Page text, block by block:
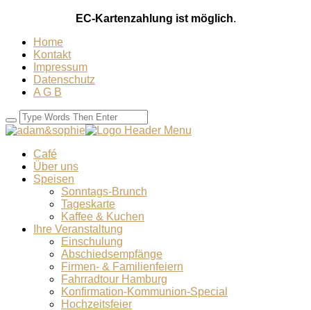
EC-Kartenzahlung ist möglich.
Home
Kontakt
Impressum
Datenschutz
A G B
Café
Über uns
Speisen
Sonntags-Brunch
Tageskarte
Kaffee & Kuchen
Ihre Veranstaltung
Einschulung
Abschiedsempfänge
Firmen- & Familienfeiern
Fahrradtour Hamburg
Konfirmation-Kommunion-Special
Hochzeitsfeier